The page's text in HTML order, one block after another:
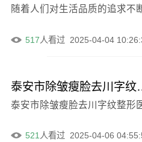
随着人们对生活品质的追求不
2025-04-04
517人看过
泰安市除皱瘦脸去川字纹整
泰安市除皱瘦脸去川字纹整形
2025-04-06
521人看过